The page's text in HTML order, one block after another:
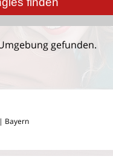
gefunden.
Bayern